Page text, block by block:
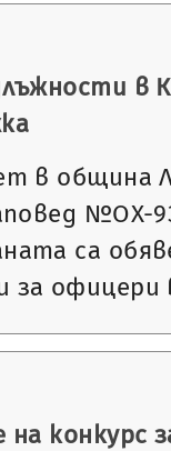
в
в община
№ОХ-
са
за офицери
на конкурс